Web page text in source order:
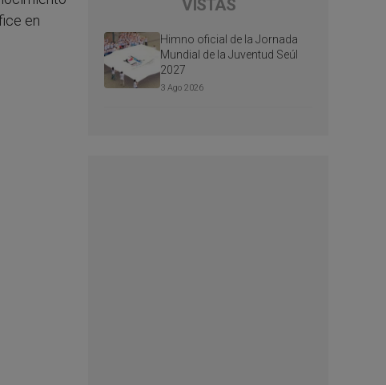
en
VISTAS
Himno oficial de la Jornada
Mundial de la Juventud Seúl
2027
3 Ago 2026